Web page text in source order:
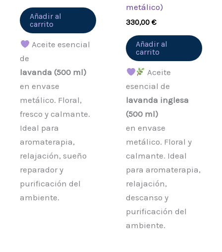
Añadir al
carrito
Aceite esencial
de
lavanda (500 ml)
en envase
metálico. Floral,
fresco y calmante.
Ideal para
aromaterapia,
relajación, sueño
reparador y
purificación del
ambiente.
metálico)
330,00€
Añadir al
carrito
Aceite
esencial de
lavanda inglesa
(500 ml)
en envase
metálico. Floral y
calmante. Ideal
para aromaterapia,
relajación,
descanso y
purificación del
ambiente.